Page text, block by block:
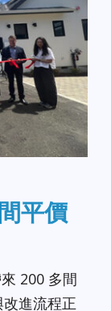
平價
200 多間
進流程正